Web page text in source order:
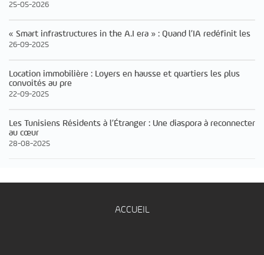
25-05-2026
« Smart infrastructures in the A.I era » : Quand l’IA redéfinit les
26-09-2025
Location immobilière : Loyers en hausse et quartiers les plus
convoités au pre
22-09-2025
Les Tunisiens Résidents à l’Étranger : Une diaspora à reconnecter
au cœur
28-08-2025
ACCUEIL